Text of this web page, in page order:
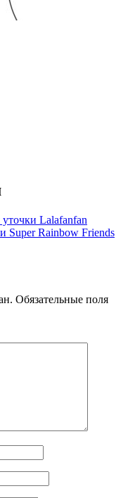
Lalafanfan
Super Rainbow Friends
Обязательные поля